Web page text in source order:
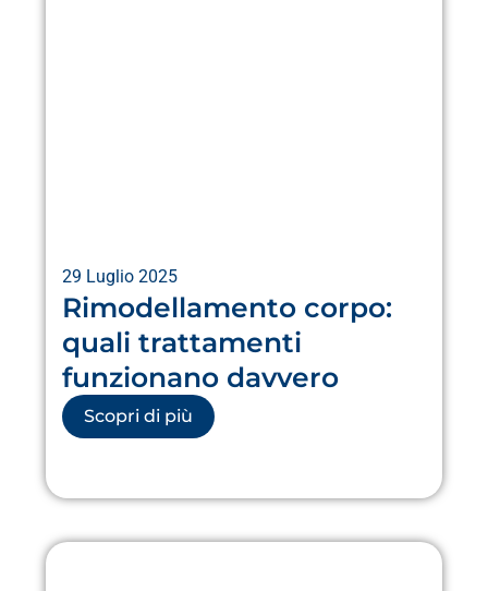
29 Luglio 2025
Rimodellamento corpo:
quali trattamenti
funzionano davvero
Scopri di più